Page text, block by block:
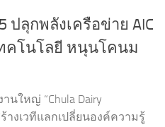
ปลุกพลังเครือข่าย AIC
คโนโลยี หนุนโคนม
นใหญ่ “Chula Dairy
ร้างเวทีแลกเปลี่ยนองค์ความรู้